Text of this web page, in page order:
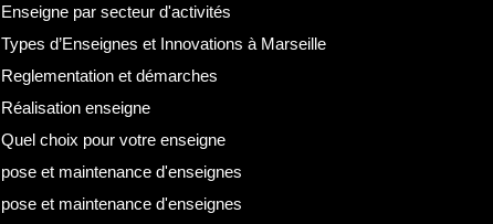
Enseigne par secteur d'activités
Types d’Enseignes et Innovations à Marseille
Reglementation et démarches
Réalisation enseigne
Quel choix pour votre enseigne
pose et maintenance d'enseignes
pose et maintenance d'enseignes